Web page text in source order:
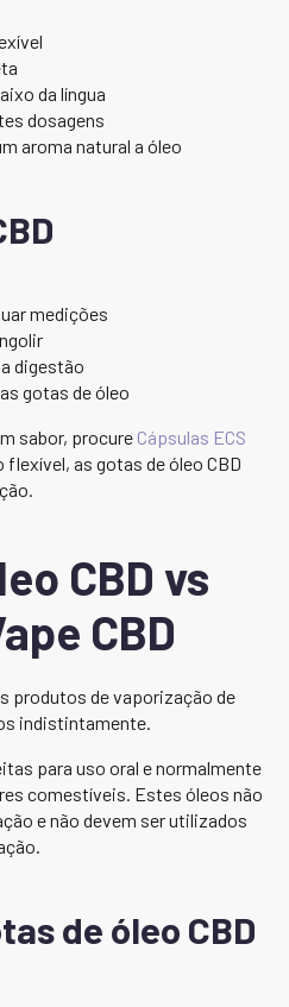
da língua
dosagens
aroma natural a óleo
medições
digestão
gotas de óleo
sabor, procure Cápsulas ECS
flexível, as gotas de óleo CBD
CBD vs
CBD
produtos de vaporização de
indistintamente.
para uso oral e normalmente
comestíveis. Estes óleos não
e não devem ser utilizados
de óleo CBD